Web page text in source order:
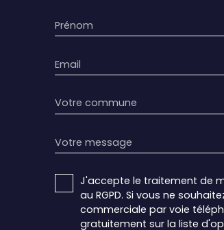
Prénom
Email
Votre commune
Votre message
J'accepte le traitement de
au RGPD. Si vous ne
commerciale par voie
gratuitement sur la liste